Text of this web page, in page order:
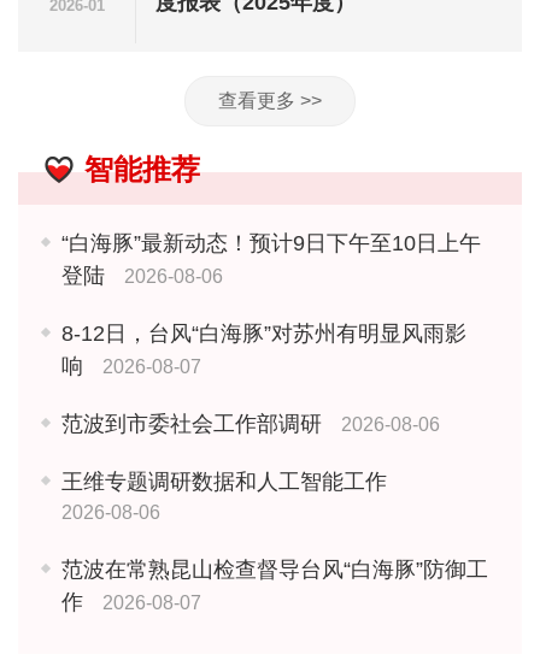
2026-01
查看更多 >>
智能推荐
“白海豚”最新动态！预计9日下午至10日上午
登陆
2026-08-06
8-12日，台风“白海豚”对苏州有明显风雨影
响
2026-08-07
范波到市委社会工作部调研 2026-08-06
王维专题调研数据和人工智能工作
2026-08-06
范波在常熟昆山检查督导台风“白海豚”防御工
作
2026-08-07